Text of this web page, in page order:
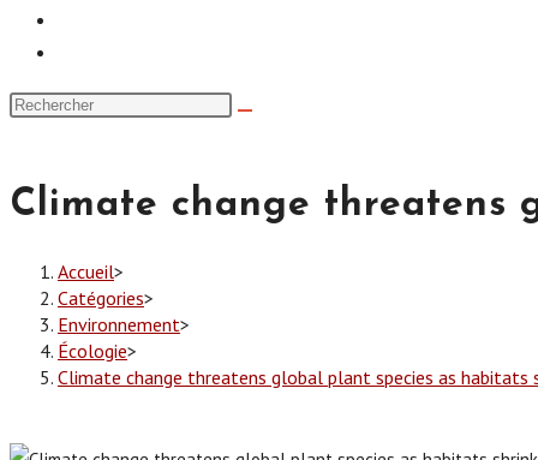
Climate change threatens
Accueil>
Catégories>
Environnement>
Écologie>
Climate change threatens global plant species as habitats